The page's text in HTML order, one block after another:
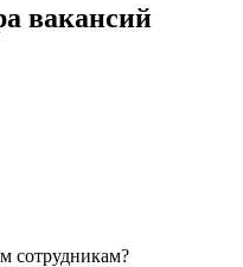
вакансий
сотрудникам?